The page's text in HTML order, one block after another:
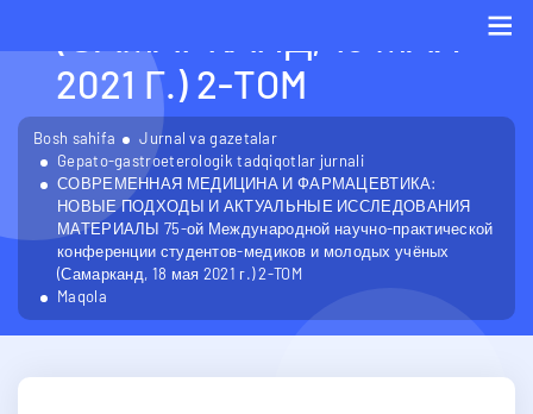
2021 Г.) 2-TOM
Bosh sahifa
Jurnal va gazetalar
Gepato-gastroeterologik tadqiqotlar jurnali
СОВРЕМЕННАЯ МЕДИЦИНА И ФАРМАЦЕВТИКА:
НОВЫЕ ПОДХОДЫ И АКТУАЛЬНЫЕ ИССЛЕДОВАНИЯ
МАТЕРИАЛЫ 75-ой Международной научно-практической
конференции студентов-медиков и молодых учёных
(Самарканд, 18 мая 2021 г.) 2-TOM
Maqola